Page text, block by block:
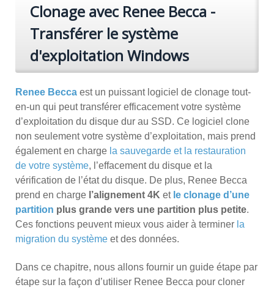
Clonage avec Renee Becca -
Transférer le système
d'exploitation Windows
Renee Becca est un puissant logiciel de clonage tout-
en-un qui peut transférer efficacement votre système
d’exploitation du disque dur au SSD. Ce logiciel clone
non seulement votre système d’exploitation, mais prend
également en charge la sauvegarde et la restauration
de votre système, l’effacement du disque et la
vérification de l’état du disque. De plus, Renee Becca
prend en charge l’alignement 4K et le clonage d’une
partition plus grande vers une partition plus petite.
Ces fonctions peuvent mieux vous aider à terminer la
migration du système et des données.
Dans ce chapitre, nous allons fournir un guide étape par
étape sur la façon d’utiliser Renee Becca pour cloner